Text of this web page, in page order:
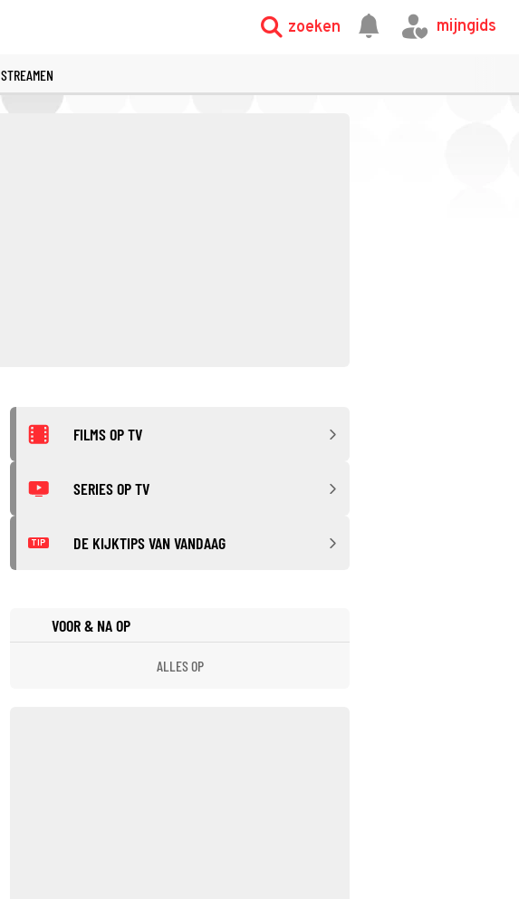
zoeken mijngids
STREAMEN
FILMS OP TV
SERIES OP TV
TIP DE KIJKTIPS VAN VANDAAG
VOOR & NA OP
ALLES OP